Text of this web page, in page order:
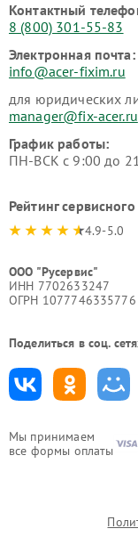
Мы принимаем
все формы оплаты
Контактный
8 (800) 301-55-83
Электронная почта:
info@acer-fixim.ru
для юридических
manager@fix-acer.ru
График работы:
ПН-ВСК с 9:00 до
Рейтинг
4.9-5.0
ООО "Русервис"
ИНН 7702633247
ОГРН 1077746335776
Поделиться в соц.